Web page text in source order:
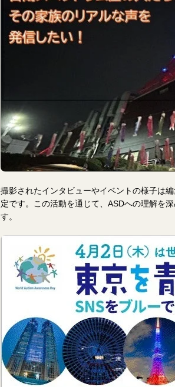
撮影されたインタビューやイベントの様子は
定です。この活動を通じて、ASDへの理解を
す。